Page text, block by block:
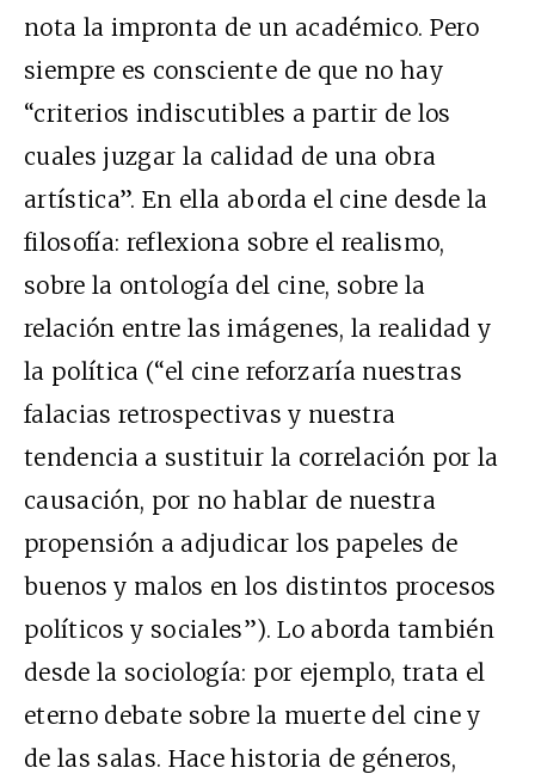
nota la impronta de un académico. Pero
siempre es consciente de que no hay
“criterios indiscutibles a partir de los
cuales juzgar la calidad de una obra
artística”. En ella aborda el cine desde la
filosofía: reflexiona sobre el realismo,
sobre la ontología del cine, sobre la
relación entre las imágenes, la realidad y
la política (“el cine reforzaría nuestras
falacias retrospectivas y nuestra
tendencia a sustituir la correlación por la
causación, por no hablar de nuestra
propensión a adjudicar los papeles de
buenos y malos en los distintos procesos
políticos y sociales”). Lo aborda también
desde la sociología: por ejemplo, trata el
eterno debate sobre la muerte del cine y
de las salas. Hace historia de géneros,